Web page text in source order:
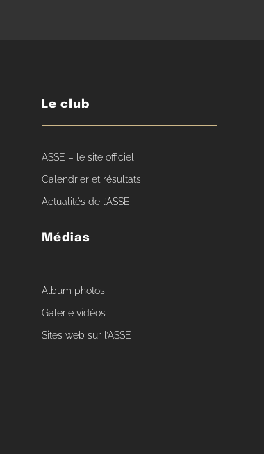
Le club
ASSE – le site officiel
Calendrier et résultats
Actualités de l’ASSE
Médias
Album photos
Galerie vidéos
Sites web sur l’ASSE